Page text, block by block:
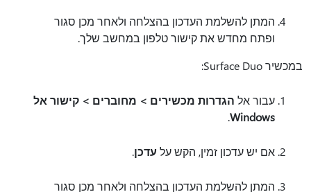
המתן להשלמת העדכון בהצלחה ולאחר מכן סגור
ופתח מחדש את קישור טלפון במחשב שלך.
במכשיר Surface Duo:
עבור אל הגדרות מכשירים > מחוברים > קישור אל
Windows
.
אם יש עדכון זמין, הקש על עדכן.
המתן להשלמת העדכון בהצלחה ולאחר מכן סגור